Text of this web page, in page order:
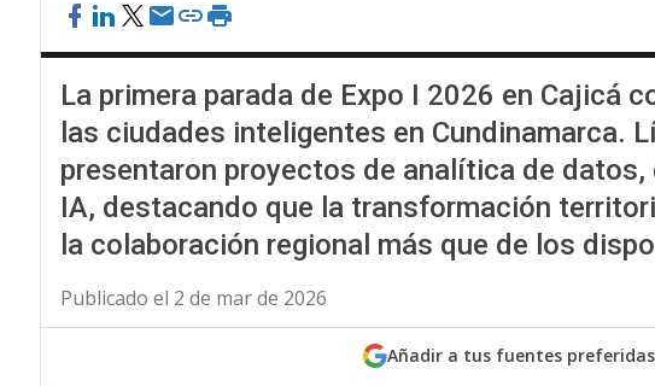
La primera parada de Expo I 2026 en Cajicá
las ciudades inteligentes en Cundinamarca.
presentaron proyectos de analítica de
IA, destacando que la transformación
la colaboración regional más que de los
Publicado el 2 de mar de 2026
Añadir a tus fuentes